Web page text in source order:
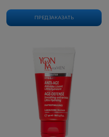
ПРЕДЗАКАЗАТЬ